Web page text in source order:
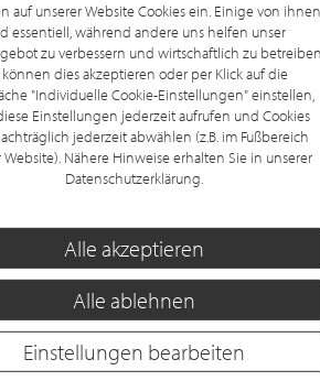
auf unserer Website Cookies ein. Einige von ihnen
essentiell, während andere uns helfen unser
zu verbessern und wirtschaftlich zu
können dies akzeptieren oder per Klick auf die
"Individuelle Cookie-Einstellungen" einstellen,
Einstellungen jederzeit aufrufen und Cookies
jederzeit abwählen (z.B. im Fußbereich
Website). Nähere Hinweise erhalten Sie in unserer
Datenschutzerklärung.
Alle akzeptieren
Alle ablehnen
Einstellungen bearbeiten